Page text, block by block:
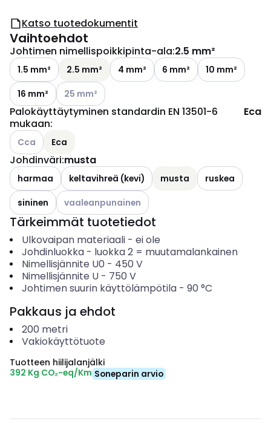
Katso tuotedokumentit
Vaihtoehdot
Johtimen nimellispoikkipinta-ala:2.5 mm²
1.5 mm² 2.5 mm² 4 mm² 6 mm²
10 mm²
16 mm²
Katso käytettävissä olevat vaihtoehdot
25 mm²
Palokäyttäytyminen standardin EN 13501-6
mukaan:
Eca
Katso käytettävissä olevat vaihtoehdot
Cca Eca
Johdinväri:musta
harmaa keltavihreä (kevi) musta
ruskea
sininen
Katso käytettävissä olevat vaihtoehdot
vaaleanpunainen
Tärkeimmät tuotetiedot
Ulkovaipan materiaali- ei ole
Johdinluokka- luokka 2 = muutamalankainen
Nimellisjännite U0 - 450 V
Nimellisjännite U- 750 V
Johtimen suurin käyttölämpötila- 90 °C
Pakkaus ja ehdot
200 metri
Vakiokäyttötuote
Tuotteen hiilijalanjälki
392 Kg CO₂-eq/Km Soneparin arvio